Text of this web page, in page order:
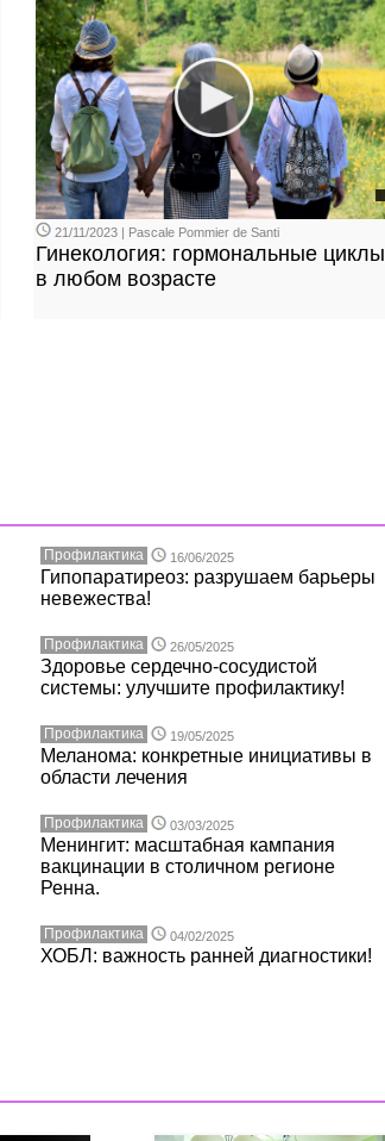
21/11/2023 | Pascale Pommier de Santi
Гинекология: гормональные циклы
в любом возрасте
Профилактика 16/06/2025
Гипопаратиреоз: разрушаем барьеры
невежества!
Профилактика 26/05/2025
Здоровье сердечно-сосудистой
системы: улучшите профилактику!
Профилактика 19/05/2025
Меланома: конкретные инициативы в
области лечения
Профилактика 03/03/2025
Менингит: масштабная кампания
вакцинации в столичном регионе
Ренна.
Профилактика 04/02/2025
ХОБЛ: важность ранней диагностики!